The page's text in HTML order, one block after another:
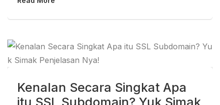
Kenalan Secara Singkat Apa
itu SSL Subdomain? Yuk Simak